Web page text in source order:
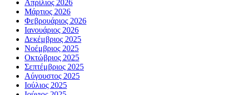
Απρίλιος 2026
Μάρτιος 2026
Φεβρουάριος 2026
Ιανουάριος 2026
Δεκέμβριος 2025
Νοέμβριος 2025
Οκτώβριος 2025
Σεπτέμβριος 2025
Αύγουστος 2025
Ιούλιος 2025